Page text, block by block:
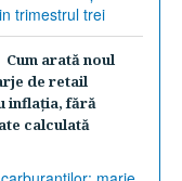
Cum arată noul
de retail
inflaţia, fără
calculată